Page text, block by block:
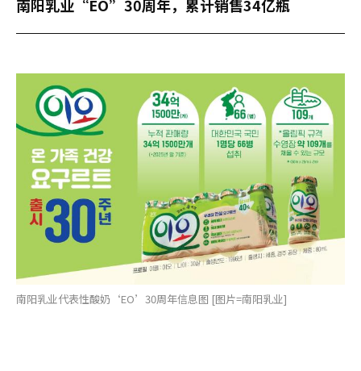
南阳乳业“EO”30周年，累计销售34亿瓶
南阳乳业代表性酸奶‘EO’30周年信息图 [图片=南阳乳业]